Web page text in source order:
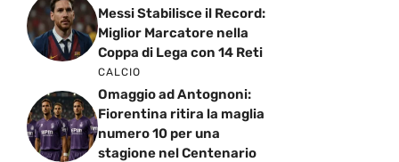
Messi Stabilisce il Record:
Miglior Marcatore nella
Coppa di Lega con 14 Reti
CALCIO
Omaggio ad Antognoni:
Fiorentina ritira la maglia
numero 10 per una
stagione nel Centenario